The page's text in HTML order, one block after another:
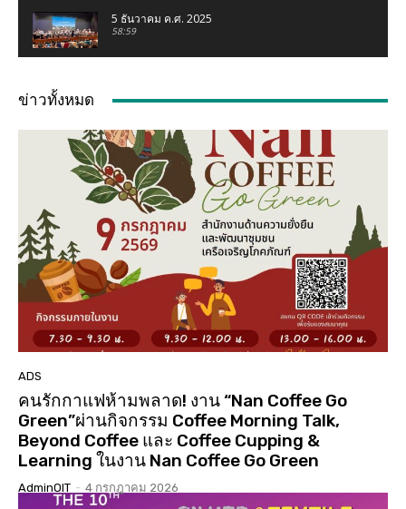
5 ธันวาคม ค.ศ. 2025
58:59
02:07:05
เชอรี่ ส่งกำลังใจน้ำท่วมเหนือ ห่วงคนที่บ้านเกิด
จ.น่าน #เชอรี่ #เชอรี่เข็มอัปสร #น้ำท่วมเหนือ #น่าน
04:11
มูลนิธิเพชรเกษมน่าน ทอดผ้าป่าสามัคคี ณ มูลนิธิ
เพชรเกษมน่าน (สำนักงานใหญ่ท่าวังผา) ปี 68
01:01:17
นมัสการสรงน้ำองค์พระบรมสารีริกธาตุ 3 แผ่นดิน ปี
2568 วัดเจดีย์ ต.ดู่ใต้ อ.เมือง จ.น่าน
02:07:34
ประกวดเทพีสงกรานต์คิมหันต์ฤดู น่านนครประจำปี
2568( จัดงาน 14 เมษายน 68 )( LGBTQ )
04:23:07
“#เสน่หา #มนตรา #น่านนครา #เมืองเก่ามีชีวิต”
ข่าวทั้งหมด
ADS
คนรักกาแฟห้ามพลาด! งาน “Nan Coffee Go
Green”ผ่านกิจกรรม Coffee Morning Talk,
Beyond Coffee และ Coffee Cupping &
Learning ในงาน Nan Coffee Go Green
AdminOIT - 4 กรกฎาคม 2026